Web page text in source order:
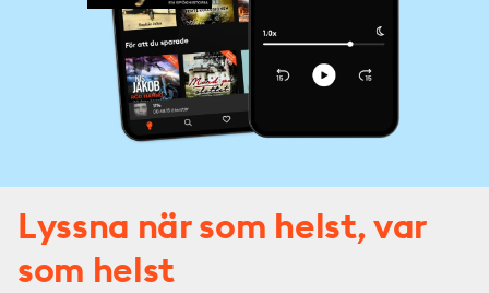
Lyssna när som helst, var
som helst